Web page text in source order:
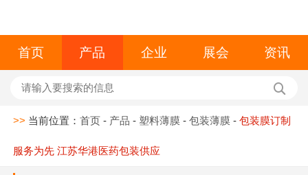
首页 产品 企业 展会 资讯
>> 当前位置：首页 - 产品 - 塑料薄膜 -包装薄膜 -包装膜订制
服务为先 江苏华港医药包装供应